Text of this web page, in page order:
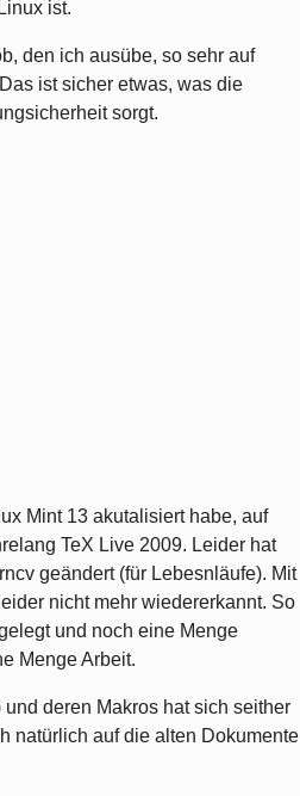
ist.
den ich ausübe, so sehr auf
ist sicher etwas, was die
sorgt.
Mint 13 akutalisiert habe, auf
TeX Live 2009. Leider hat
geändert (für Lebesnläufe). Mit
nicht mehr wiedererkannt. So
und noch eine Menge
Menge Arbeit.
deren Makros hat sich seither
natürlich auf die alten Dokumente